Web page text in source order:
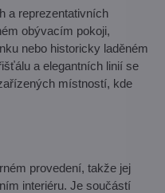
a reprezentativních
obývacím pokoji,
nebo historicky laděném
a elegantních linií se
místností, kde
provedení, takže jej
interiéru. Je součástí